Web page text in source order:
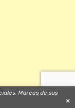
Marcas de sus
×